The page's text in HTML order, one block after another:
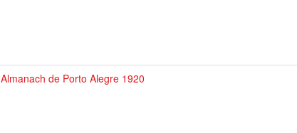
Almanach de Porto Alegre 1920